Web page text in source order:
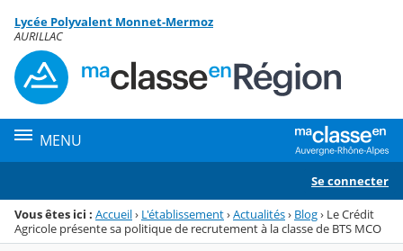
Menu de la rubrique
Contenu
Lycée Polyvalent Monnet-Mermoz
AURILLAC
MENU
Se connecter
Vous êtes ici : Accueil› L'établissement›Actualités› Blog› Le Crédit
Agricole présente sa politique de recrutement à la classe de BTS MCO